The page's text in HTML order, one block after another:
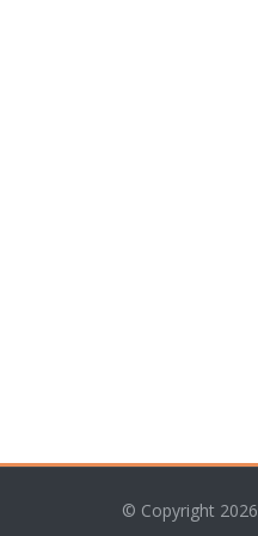
© Copyright 2026